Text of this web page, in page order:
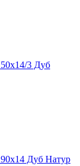
3 Дуб
Дуб Натур